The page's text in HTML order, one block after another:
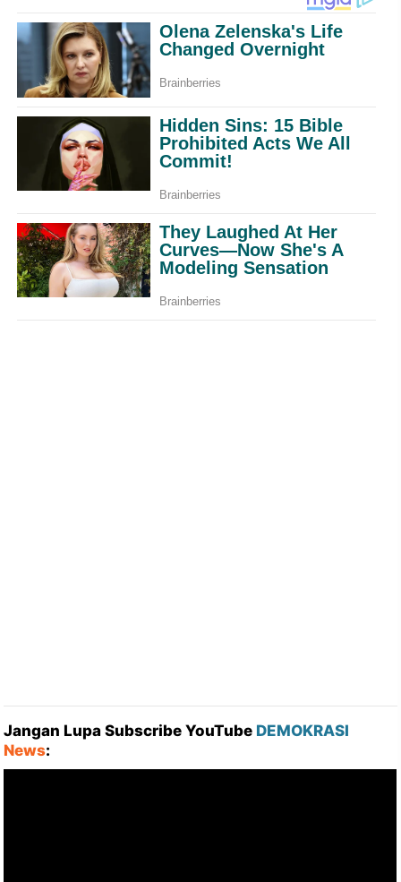
Jangan Lupa Subscribe YouTube DEMOKRASI
News: